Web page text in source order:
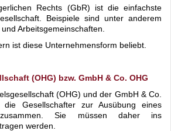
Rechts (GbR) ist die einfachste
Beispiele sind unter anderem
Arbeitsgemeinschaften.
ist diese Unternehmensform beliebt.
(OHG) bzw. GmbH & Co. OHG
(OHG) und der GmbH & Co.
Gesellschafter zur Ausübung eines
zusammen. Sie müssen daher ins
werden.